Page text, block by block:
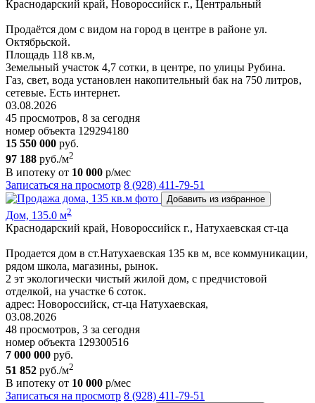
Краснодарский край, Новороссийск г., Центральный
Продаётся дом с видом нa город в центре в районе ул.
Октябрьской.
Площадь 118 кв.м,
Земельный участок 4,7 сотки, в центре, по улицы Рубина.
Газ, свет, вода установлен накопительный бак на 750 литров,
сетевые. Есть интернет.
03.08.2026
45 просмотров, 8 за сегодня
номер объекта 129294180
15 550 000 руб.
97 188 руб./м2
В ипотеку от 10 000 р/мес
Записаться на просмотр 8 (928) 411-79-51
Добавить из избранное
Дом, 135.0 м2
Краснодарский край, Новороссийск г., Натухаевская ст-ца
Продается дом в ст.Натухаевская 135 кв м, все коммуникации,
рядом школа, магазины, рынок.
2 эт экологически чистый жилой дом, c прeдчиcтoвoй
отделкой, нa учacткe 6 соток.
адрес: Новороссийск, ст-ца Натухаевская,
03.08.2026
48 просмотров, 3 за сегодня
номер объекта 129300516
7 000 000 руб.
51 852 руб./м2
В ипотеку от 10 000 р/мес
Записаться на просмотр 8 (928) 411-79-51